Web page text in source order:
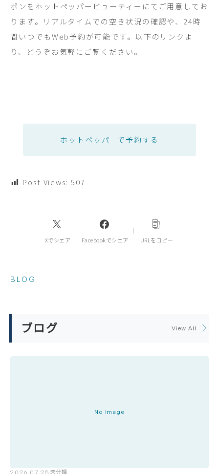
ポンをホットペッパービューティーにてご用意してお
ります。リアルタイムでの空き状況の確認や、24時
間いつでもWeb予約が可能です。以下のリンクよ
り、どうぞお気軽にご覧ください。
ホットペッパーで予約する
Post Views: 507
Xでシェア Facebookでシェア URLをコピー
BLOG
ブログ View All
No Image
2026.07.25 未分類